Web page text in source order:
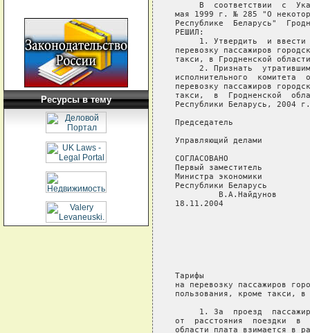
Ресурсы в тему
В  соответствии  с
мая 1999 г. № 285 "О
Республике  Беларусь"
РЕШИЛ:
1. Утвердить  и
перевозку пассажиров
такси, в Гродненской
2. Признать
исполнительного
перевозку пассажиров
такси,  в  Гродненской
Республики Беларусь,
Председатель
Управляющий делами
СОГЛАСОВАНО
Первый заместитель
Министра экономики
Республики Беларусь
         В.А.Найдунов
18.11.2004
Тарифы
на перевозку пассажиров
пользования, кроме такси, в
1. За  проезд
от  расстояния  поездки  в
области плата взимается в